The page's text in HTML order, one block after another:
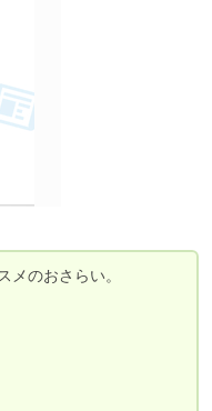
のおさらい。